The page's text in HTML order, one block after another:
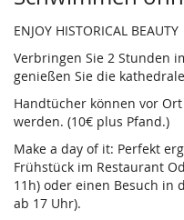
ENJOY HISTORICAL BEAUTY
Verbringen Sie 2 Stunden
genießen Sie die
Handtücher können vor
werden. (10€ plus Pfand.)
Make a day of it: Perfekt
Frühstück im Restaurant
11h) oder einen Besuch in
ab 17 Uhr).